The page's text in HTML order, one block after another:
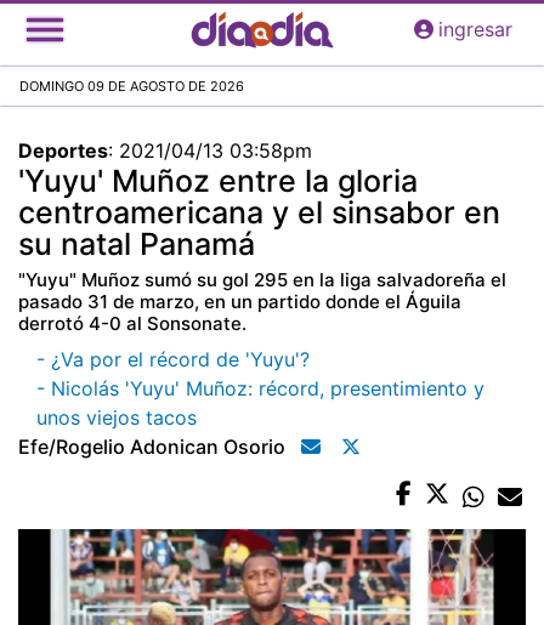
Pasar
al
principal
ingresar
DOMINGO 09 DE AGOSTO DE 2026
Deportes: 2021/04/13 03:58pm
'Yuyu' Muñoz entre la gloria
centroamericana y el sinsabor en
su natal Panamá
"Yuyu" Muñoz sumó su gol 295 en la liga salvadoreña el
pasado 31 de marzo, en un partido donde el Águila
derrotó 4-0 al Sonsonate.
- ¿Va por el récord de 'Yuyu'?
- Nicolás 'Yuyu' Muñoz: récord, presentimiento y
unos viejos tacos
Efe/rogelio Adonican Osorio